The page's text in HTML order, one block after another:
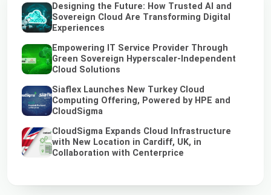
Designing the Future: How Trusted AI and
Sovereign Cloud Are Transforming Digital
Experiences
Empowering IT Service Provider Through
Green Sovereign Hyperscaler-Independent
Cloud Solutions
Siaflex Launches New Turkey Cloud
Computing Offering, Powered by HPE and
CloudSigma
CloudSigma Expands Cloud Infrastructure
with New Location in Cardiff, UK, in
Collaboration with Centerprice